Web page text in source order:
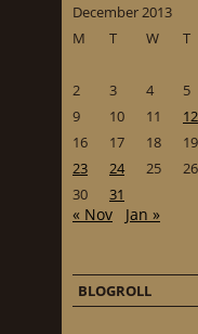
December 2013
M
T W T
2
3 4 5
9
10 11 12
16
17 18 19
23
24 25 26
30
31
« Nov Jan »
BLOGROLL